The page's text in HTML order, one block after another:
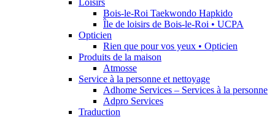
Loisirs
Bois-le-Roi Taekwondo Hapkido
Île de loisirs de Bois-le-Roi • UCPA
Opticien
Rien que pour vos yeux • Opticien
Produits de la maison
Atmosse
Service à la personne et nettoyage
Adhome Services – Services à la personne
Adpro Services
Traduction